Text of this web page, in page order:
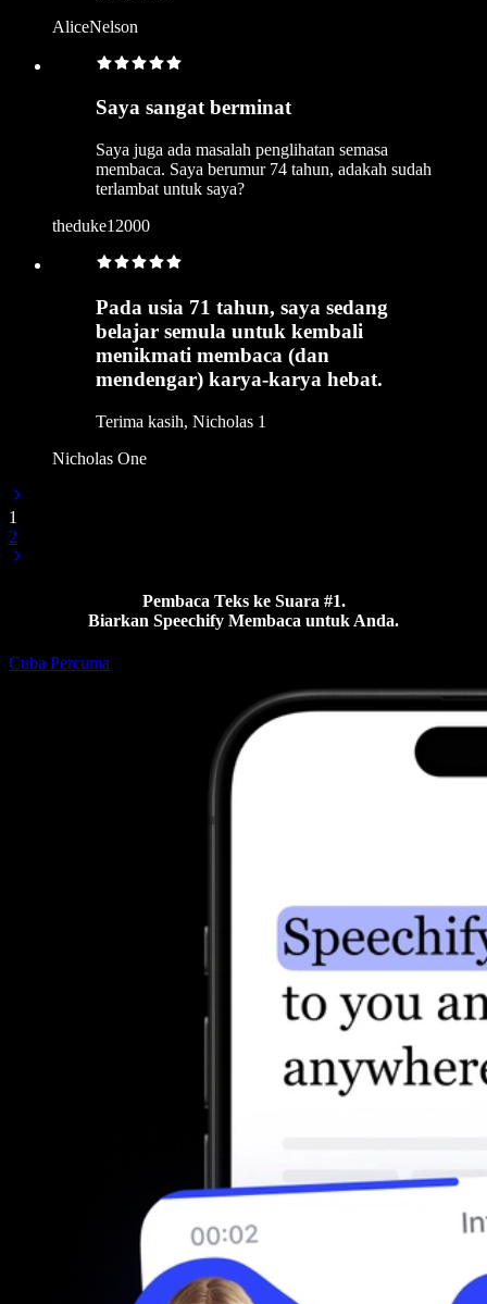
AliceNelson
Saya sangat berminat
Saya juga ada masalah penglihatan semasa
membaca. Saya berumur 74 tahun, adakah sudah
terlambat untuk saya?
theduke12000
Pada usia 71 tahun, saya sedang
belajar semula untuk kembali
menikmati membaca (dan
mendengar) karya-karya hebat.
Terima kasih, Nicholas 1
Nicholas One
1
2
Pembaca Teks ke Suara #1.
Biarkan Speechify Membaca untuk Anda.
Cuba Percuma